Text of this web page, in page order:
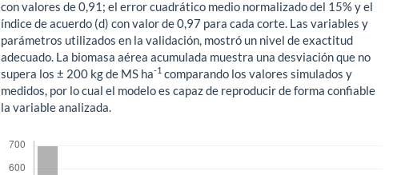
con valores de 0,91; el error cuadrático medio normalizado del 15% y el
índice de acuerdo (d) con valor de 0,97 para cada corte. Las variables y
parámetros utilizados en la validación, mostró un nivel de exactitud
adecuado. La biomasa aérea acumulada muestra una desviación que no
supera los ± 200 kg de MS ha-1 comparando los valores simulados y
medidos, por lo cual el modelo es capaz de reproducir de forma confiable
la variable analizada.